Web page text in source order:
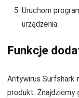
Uruchom
urządzenia.
Funkcje
Antywirus Surfshark
produkt. Znajdziemy